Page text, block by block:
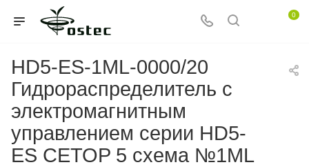
0
HD5-ES-1ML-0000/20
Гидрораспределитель с
электромагнитным
управлением серии HD5-
ES CETOP 5 схема №1ML